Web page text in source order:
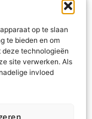
op te slaan
te bieden en om
deze technologieën
site verwerken. Als
invloed